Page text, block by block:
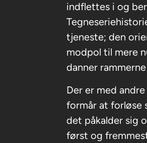
indflettes i og
tjeneste; den
modpol til mere
danner
Der er med
formår at forløse
det påkalder sig
først og